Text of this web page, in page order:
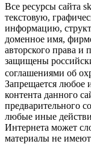
Все ресурсы сайта
текстовую,
информацию,
доменное имя,
авторского права и
защищены
соглашениями об
Запрещается любое
контента данного
предварительного
любые иные
Интернета может
материалы не